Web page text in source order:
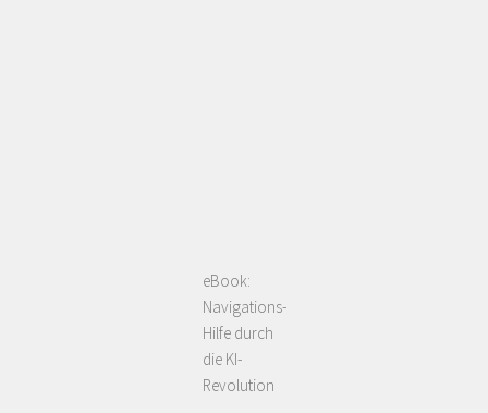
eBook:
Navigations-
Hilfe durch
die KI-
Revolution